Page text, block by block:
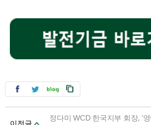
이전글
정다미 WCD 한국지부 회장, '